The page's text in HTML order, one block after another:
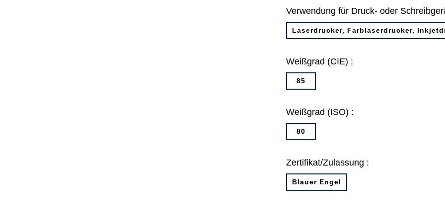
Verwendung für Druck- oder
Laserdrucker, Farblaserdrucker,
Weißgrad (CIE) :
85
Weißgrad (ISO) :
80
Zertifikat/Zulassung :
Blauer Engel